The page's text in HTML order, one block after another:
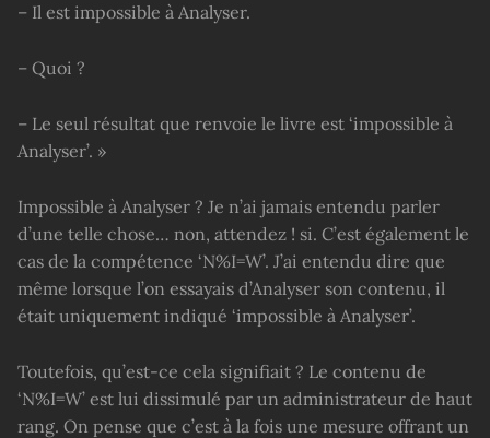
– Il est impossible à Analyser.
– Quoi ?
– Le seul résultat que renvoie le livre est ‘impossible à
Analyser’. »
Impossible à Analyser ? Je n’ai jamais entendu parler
d’une telle chose… non, attendez ! si. C’est également le
cas de la compétence ‘N%I=W’. J’ai entendu dire que
même lorsque l’on essayais d’Analyser son contenu, il
était uniquement indiqué ‘impossible à Analyser’.
Toutefois, qu’est-ce cela signifiait ? Le contenu de
‘N%I=W’ est lui dissimulé par un administrateur de haut
rang. On pense que c’est à la fois une mesure offrant un